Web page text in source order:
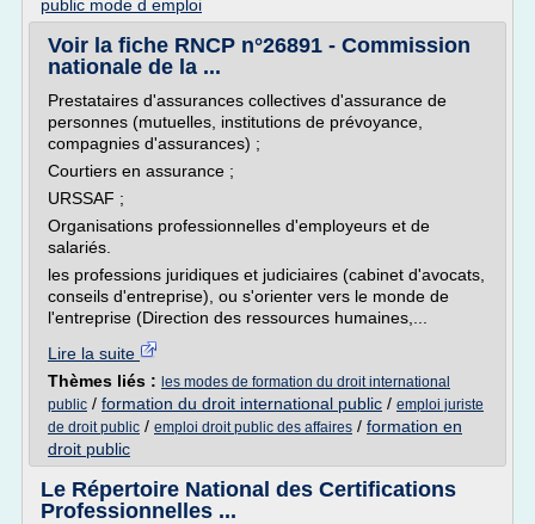
public mode d emploi
Voir la fiche RNCP n°26891 - Commission
nationale de la ...
Prestataires d'assurances collectives d'assurance de
personnes (mutuelles, institutions de prévoyance,
compagnies d'assurances) ;
Courtiers en assurance ;
URSSAF ;
Organisations professionnelles d'employeurs et de
salariés.
les professions juridiques et judiciaires (cabinet d'avocats,
conseils d'entreprise), ou s'orienter vers le monde de
l'entreprise (Direction des ressources humaines,...
Lire la suite
Thèmes liés : les modes de formation du droit international
public / formation du droit international public / emploi juriste
de droit public / emploi droit public des affaires / formation en
droit public
Le Répertoire National des Certifications
Professionnelles ...